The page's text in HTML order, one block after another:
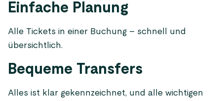
Einfache Planung
Alle Tickets in einer Buchung – schnell und
übersichtlich.
Bequeme Transfers
Alles ist klar gekennzeichnet, und alle wichtigen